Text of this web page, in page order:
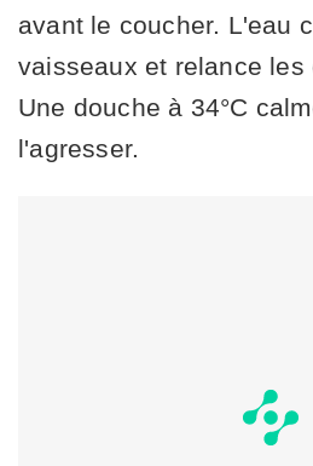
avant le coucher. L'eau
vaisseaux et relance les
Une douche à 34°C
l'agresser.